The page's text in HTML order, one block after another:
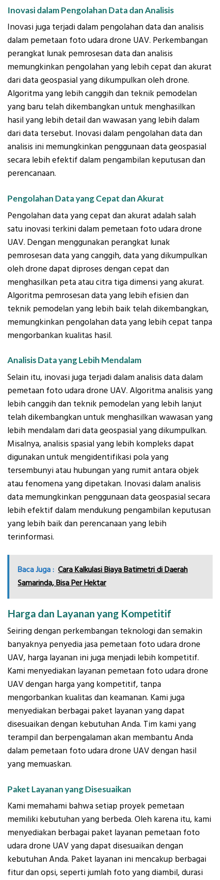
Inovasi dalam Pengolahan Data dan Analisis
Inovasi juga terjadi dalam pengolahan data dan analisis
dalam pemetaan foto udara drone UAV. Perkembangan
perangkat lunak pemrosesan data dan analisis
memungkinkan pengolahan yang lebih cepat dan akurat
dari data geospasial yang dikumpulkan oleh drone.
Algoritma yang lebih canggih dan teknik pemodelan
yang baru telah dikembangkan untuk menghasilkan
hasil yang lebih detail dan wawasan yang lebih dalam
dari data tersebut. Inovasi dalam pengolahan data dan
analisis ini memungkinkan penggunaan data geospasial
secara lebih efektif dalam pengambilan keputusan dan
perencanaan.
Pengolahan Data yang Cepat dan Akurat
Pengolahan data yang cepat dan akurat adalah salah
satu inovasi terkini dalam pemetaan foto udara drone
UAV. Dengan menggunakan perangkat lunak
pemrosesan data yang canggih, data yang dikumpulkan
oleh drone dapat diproses dengan cepat dan
menghasilkan peta atau citra tiga dimensi yang akurat.
Algoritma pemrosesan data yang lebih efisien dan
teknik pemodelan yang lebih baik telah dikembangkan,
memungkinkan pengolahan data yang lebih cepat tanpa
mengorbankan kualitas hasil.
Analisis Data yang Lebih Mendalam
Selain itu, inovasi juga terjadi dalam analisis data dalam
pemetaan foto udara drone UAV. Algoritma analisis yang
lebih canggih dan teknik pemodelan yang lebih lanjut
telah dikembangkan untuk menghasilkan wawasan yang
lebih mendalam dari data geospasial yang dikumpulkan.
Misalnya, analisis spasial yang lebih kompleks dapat
digunakan untuk mengidentifikasi pola yang
tersembunyi atau hubungan yang rumit antara objek
atau fenomena yang dipetakan. Inovasi dalam analisis
data memungkinkan penggunaan data geospasial secara
lebih efektif dalam mendukung pengambilan keputusan
yang lebih baik dan perencanaan yang lebih
terinformasi.
Baca Juga : Cara Kalkulasi Biaya Batimetri di Daerah
Samarinda, Bisa Per Hektar
Harga dan Layanan yang Kompetitif
Seiring dengan perkembangan teknologi dan semakin
banyaknya penyedia jasa pemetaan foto udara drone
UAV, harga layanan ini juga menjadi lebih kompetitif.
Kami menyediakan layanan pemetaan foto udara drone
UAV dengan harga yang kompetitif, tanpa
mengorbankan kualitas dan keamanan. Kami juga
menyediakan berbagai paket layanan yang dapat
disesuaikan dengan kebutuhan Anda. Tim kami yang
terampil dan berpengalaman akan membantu Anda
dalam pemetaan foto udara drone UAV dengan hasil
yang memuaskan.
Paket Layanan yang Disesuaikan
Kami memahami bahwa setiap proyek pemetaan
memiliki kebutuhan yang berbeda. Oleh karena itu, kami
menyediakan berbagai paket layanan pemetaan foto
udara drone UAV yang dapat disesuaikan dengan
kebutuhan Anda. Paket layanan ini mencakup berbagai
fitur dan opsi, seperti jumlah foto yang diambil, durasi